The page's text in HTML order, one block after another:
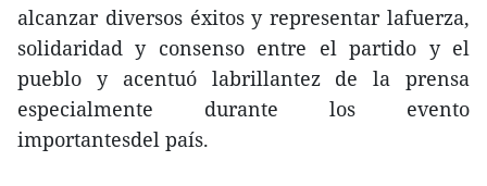
alcanzar diversos éxitos y representar lafuerza,
solidaridad y consenso entre el partido y el
pueblo y acentuó labrillantez de la prensa
especialmente durante los evento
importantesdel país.